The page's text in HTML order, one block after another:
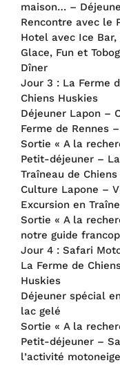
maison… –
Rencontre avec le
Hotel avec Ice
Glace, Fun et
Dîner
Jour 3 : La Ferme
Chiens Huskies
Déjeuner Lapon –
Ferme de Rennes
Sortie « A la
Petit-déjeuner –
Traîneau de
Culture Lapone –
Excursion en
Sortie « A la
notre guide
Jour 4 : Safari
La Ferme de
Huskies
Déjeuner spécial
lac gelé
Sortie « A la
Petit-déjeuner –
l’activité